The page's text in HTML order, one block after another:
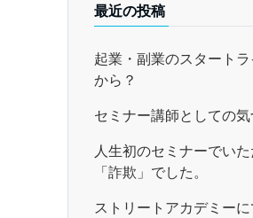
最近の投稿
起業・副業のスタート
から？
セミナー講師としての
人生初のセミナーでい
「詐欺」でした。
ストリートアカデミー